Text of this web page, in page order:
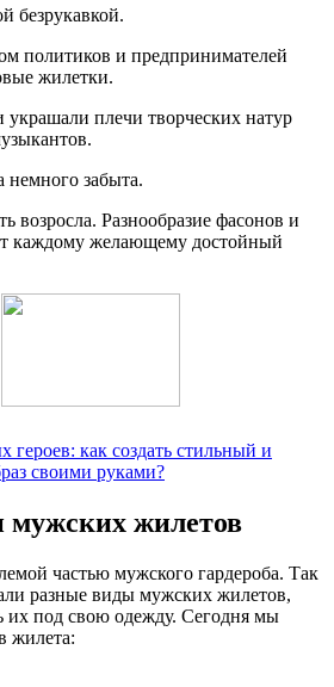
безрукавкой.
политиков и предпринимателей
жилетки.
украшали плечи творческих натур
немного забыта.
возросла. Разнообразие фасонов и
каждому желающему достойный
героев: как создать стильный и
своими руками?
мужских жилетов
частью мужского гардероба. Так
разные виды мужских жилетов,
их под свою одежду. Сегодня мы
жилета: